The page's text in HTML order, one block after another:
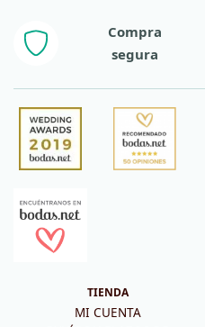
Compra
segura
TIENDA
MI CUENTA